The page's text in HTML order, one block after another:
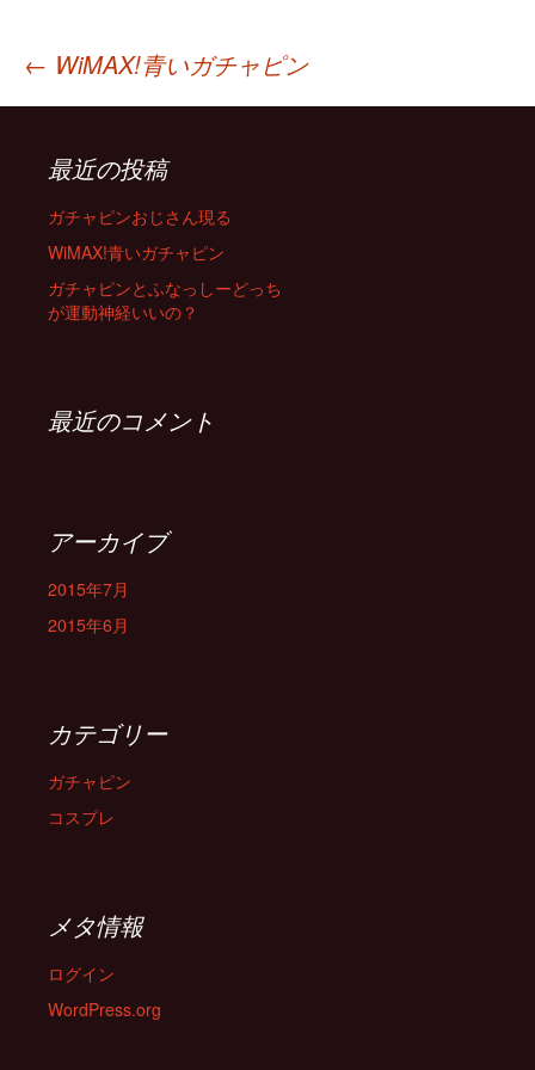
投稿ナビゲーション
← WiMAX!青いガチャピン
最近の投稿
ガチャピンおじさん現る
WiMAX!青いガチャピン
ガチャピンとふなっしーどっち
が運動神経いいの？
最近のコメント
アーカイブ
2015年7月
2015年6月
カテゴリー
ガチャピン
コスプレ
メタ情報
ログイン
WordPress.org